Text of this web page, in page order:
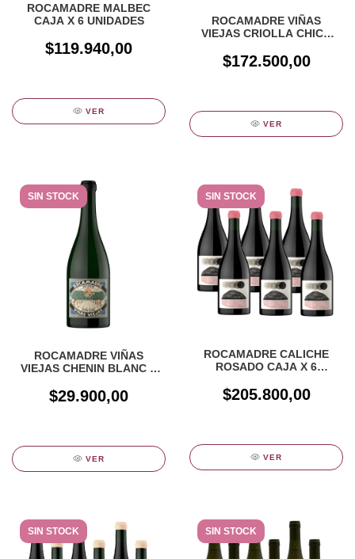
ROCAMADRE MALBEC
CAJA X 6 UNIDADES
$119.940,00
VER
ROCAMADRE VIÑAS
VIEJAS CRIOLLA CHICA
$172.500,00
VER
SIN STOCK
ROCAMADRE VIÑAS
VIEJAS CHENIN BLANC X
$29.900,00
VER
SIN STOCK
ROCAMADRE CALICHE
ROSADO CAJA X 6
$205.800,00
VER
SIN STOCK SIN STOCK